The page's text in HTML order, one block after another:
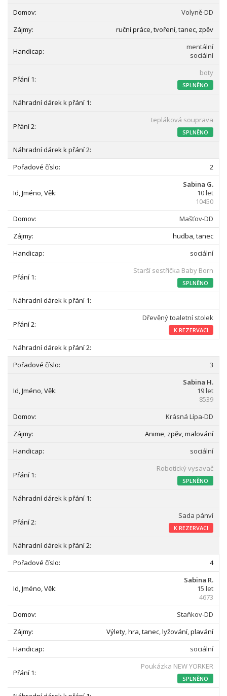
Volyně-DD
ruční práce, tvoření, tanec, zpěv
mentální
sociální
boty
SPLNĚNO
tepláková souprava
SPLNĚNO
2
Sabina G.
10 let
10450
Mašťov-DD
hudba, tanec
sociální
Starší sestřička Baby Born
SPLNĚNO
Dřevěný toaletní stolek
K REZERVACI
3
Sabina H.
19 let
8539
Krásná Lípa-DD
Anime, zpěv, malování
sociální
Robotický vysavač
SPLNĚNO
Sada pánví
K REZERVACI
4
Sabina R.
15 let
4673
Staňkov-DD
Výlety, hra, tanec, lyžování, plavání
sociální
Poukázka NEW YORKER
SPLNĚNO